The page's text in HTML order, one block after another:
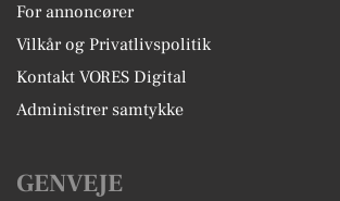
For annoncører
Vilkår og Privatlivspolitik
Kontakt VORES Digital
Administrer samtykke
GENVEJE